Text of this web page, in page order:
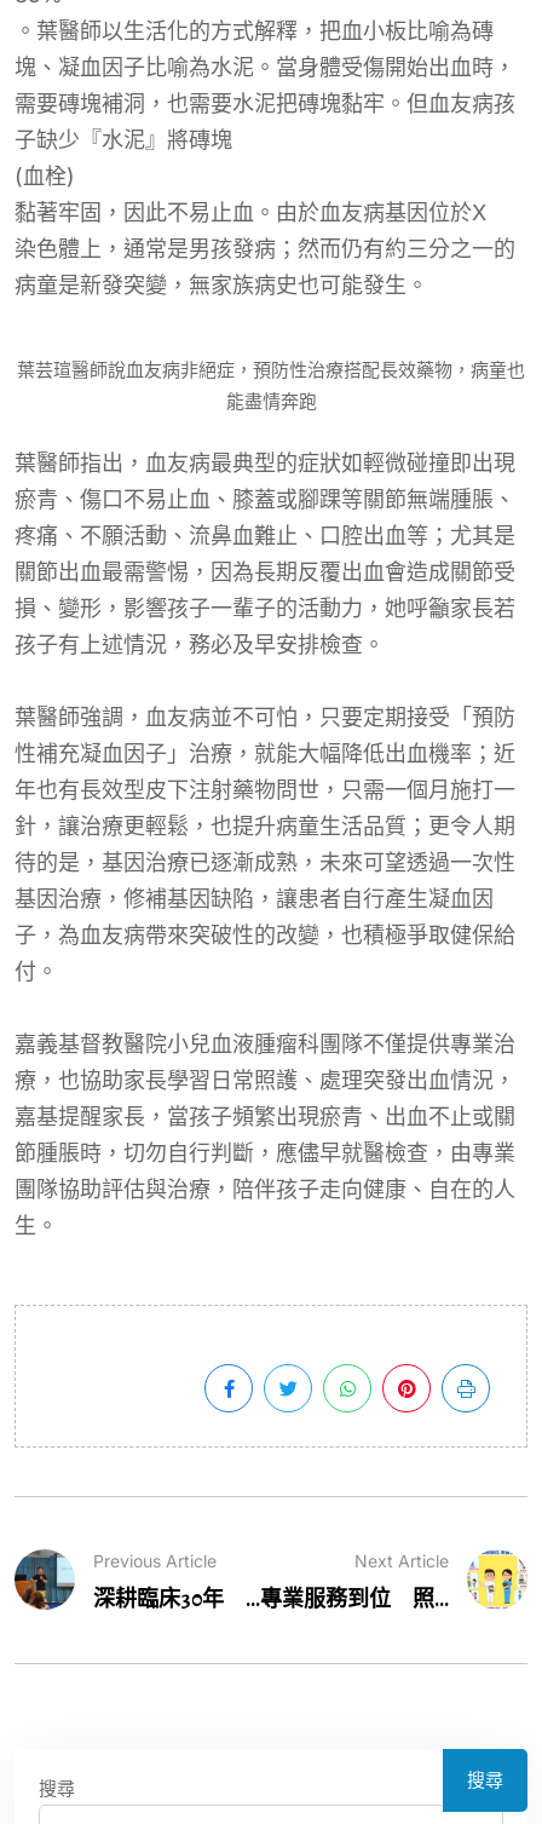
。葉醫師以生活化的方式解釋，把血小板比喻為磚
塊、凝血因子比喻為水泥。當身體受傷開始出血時，
需要磚塊補洞，也需要水泥把磚塊黏牢。但血友病孩
子缺少『水泥』將磚塊
(血栓)
黏著牢固，因此不易止血。由於血友病基因位於X
染色體上，通常是男孩發病；然而仍有約三分之一的
病童是新發突變，無家族病史也可能發生。
葉芸瑄醫師說血友病非絕症，預防性治療搭配長效藥物，病童也
能盡情奔跑
葉醫師指出，血友病最典型的症狀如輕微碰撞即出現
瘀青、傷口不易止血、膝蓋或腳踝等關節無端腫脹、
疼痛、不願活動、流鼻血難止、口腔出血等；尤其是
關節出血最需警惕，因為長期反覆出血會造成關節受
損、變形，影響孩子一輩子的活動力，她呼籲家長若
孩子有上述情況，務必及早安排檢查。
葉醫師強調，血友病並不可怕，只要定期接受「預防
性補充凝血因子」治療，就能大幅降低出血機率；近
年也有長效型皮下注射藥物問世，只需一個月施打一
針，讓治療更輕鬆，也提升病童生活品質；更令人期
待的是，基因治療已逐漸成熟，未來可望透過一次性
基因治療，修補基因缺陷，讓患者自行產生凝血因
子，為血友病帶來突破性的改變，也積極爭取健保給
付。
嘉義基督教醫院小兒血液腫瘤科團隊不僅提供專業治
療，也協助家長學習日常照護、處理突發出血情況，
嘉基提醒家長，當孩子頻繁出現瘀青、出血不止或關
節腫脹時，切勿自行判斷，應儘早就醫檢查，由專業
團隊協助評估與治療，陪伴孩子走向健康、自在的人
生。
Previous Article
深耕臨床30年 ...
Next Article
專業服務到位 照...
搜尋 搜尋